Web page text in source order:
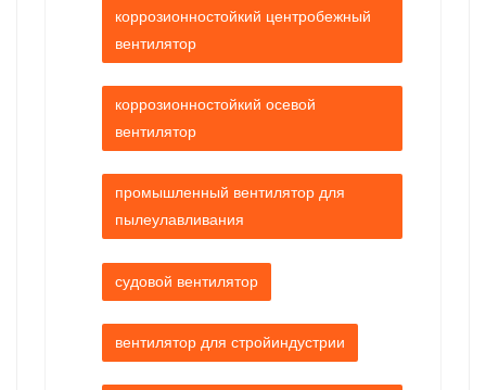
коррозионностойкий центробежный
вентилятор
коррозионностойкий осевой
вентилятор
промышленный вентилятор для
пылеулавливания
судовой вентилятор
вентилятор для стройиндустрии